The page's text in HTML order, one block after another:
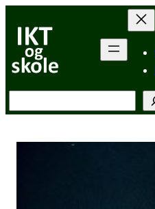
innhold